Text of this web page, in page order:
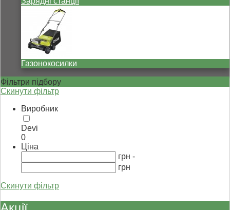
Газонокосилки
Фільтри підбору
Скинути фільтр
Виробник
Devi
0
Ціна
грн -
грн
Скинути фільтр